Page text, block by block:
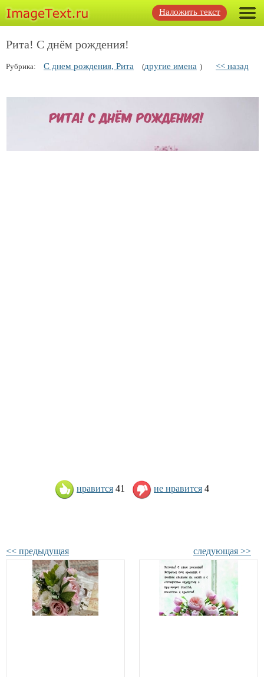
Наложить текст
Рита! С днём рождения!
Рубрика: С днем рождения, Рита (другие имена ) << назад
нравится 41 не нравится 4
<< предыдущая следующая >>